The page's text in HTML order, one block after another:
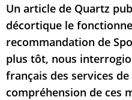
Un article de Quartz
décortique le
recommandation de
plus tôt, nous
français des services
compréhension de ces